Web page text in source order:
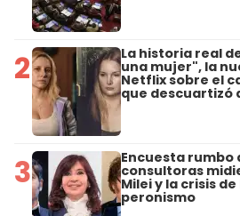
2 La historia real
una mujer", la
Netflix sobre el
que descuartizó
3 Encuesta rumbo
consultoras
Milei y la crisis
peronismo